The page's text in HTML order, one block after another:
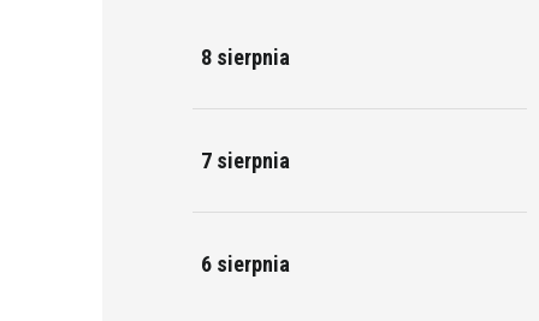
8 sierpnia
7 sierpnia
6 sierpnia